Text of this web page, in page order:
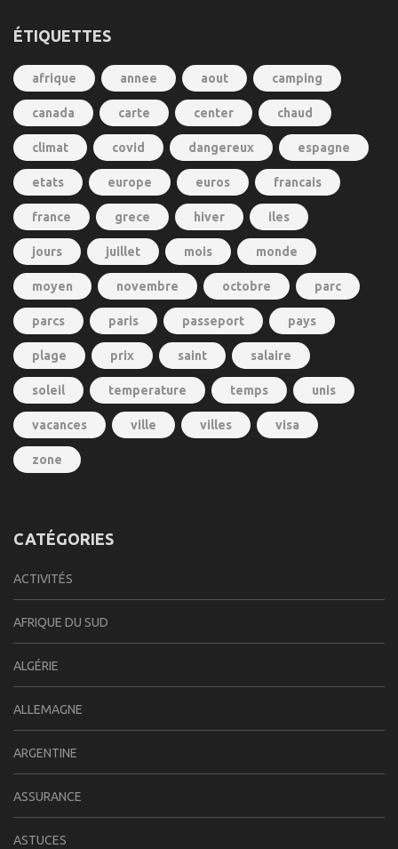
ÉTIQUETTES
afrique annee aout camping
canada carte center chaud
climat covid dangereux espagne
etats europe euros francais
france grece hiver iles
jours juillet mois monde
moyen novembre octobre parc
parcs paris passeport pays
plage prix saint salaire
soleil temperature temps unis
vacances ville villes visa
zone
CATÉGORIES
ACTIVITÉS
AFRIQUE DU SUD
ALGÉRIE
ALLEMAGNE
ARGENTINE
ASSURANCE
ASTUCES